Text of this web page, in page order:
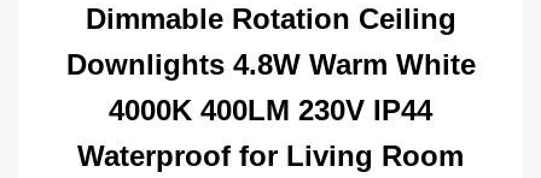
Dimmable Rotation Ceiling
Downlights 4.8W Warm White
4000K 400LM 230V IP44
Waterproof for Living Room